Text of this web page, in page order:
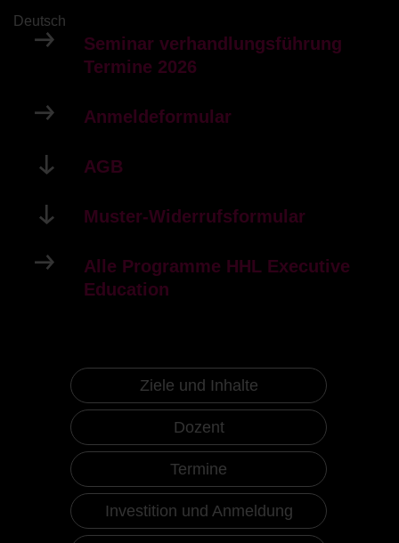
Deutsch
Seminar verhandlungsführung
Termine 2026
Anmeldeformular
AGB
Muster-Widerrufsformular
Alle Programme HHL Executive
Education
Ziele und Inhalte
Dozent
Termine
Investition und Anmeldung